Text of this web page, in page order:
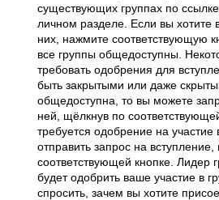
существующих группах по
личном разделе. Если вы хотите
них, нажмите соответствующую
все группы общедоступны.
требовать одобрения для
быть закрытыми или даже
общедоступна, то вы можете
ней, щёлкнув по
требуется одобрение на
отправить запрос на
соответствующей кнопке. Лидер
будет одобрить ваше участие в
спросить, зачем вы хотите